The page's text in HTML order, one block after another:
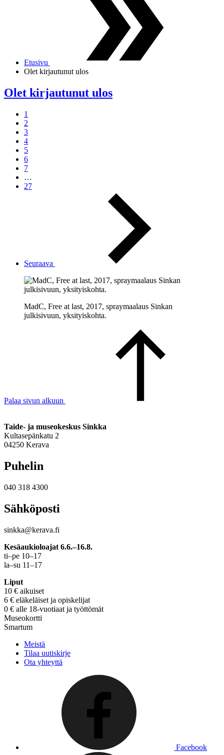
Etusivu
Olet kirjautunut ulos
Olet kirjautunut ulos
1
2
3
4
5
6
7
…
27
Seuraava
MadC, Free at last, 2017, spraymaalaus Sinkan
julkisivuun, yksityiskohta.
Palaa sivun alkuun
Taide- ja museokeskus Sinkka
Kultasepänkatu 2
04250 Kerava
Puhelin
040 318 4300
Sähköposti
sinkka@kerava.fi
Kesäaukioloajat 6.6.–16.8.
ti–pe 10–17
la–su 11–17
Liput
10 € aikuiset
6 € eläkeläiset ja opiskelijat
0 € alle 18-vuotiaat ja työttömät
Museokortti
Smartum
Meistä
Tilaa uutiskirje
Ota yhteyttä
Facebook